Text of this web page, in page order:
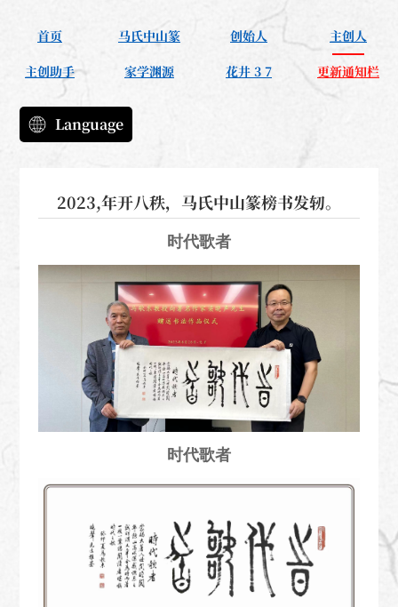
首页 马氏中山篆 创始人
主创人
主创助手
家学渊源 花井 3 7 更新通知栏
Language
2023,年开八秩，马氏中山篆榜书发轫。
时代歌者
时代歌者